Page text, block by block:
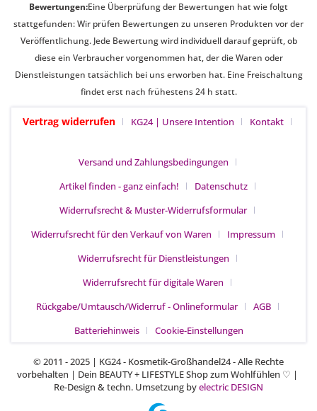
Bewertungen:Eine Überprüfung der Bewertungen hat wie folgt
stattgefunden: Wir prüfen Bewertungen zu unseren Produkten vor der
Veröffentlichung. Jede Bewertung wird individuell darauf geprüft, ob
diese ein Verbraucher vorgenommen hat, der die Waren oder
Dienstleistungen tatsächlich bei uns erworben hat. Eine Freischaltung
findet erst nach frühestens 24 h statt.
Vertrag widerrufen KG24 | Unsere Intention Kontakt
Versand und Zahlungsbedingungen
Artikel finden - ganz einfach!
Datenschutz
Widerrufsrecht & Muster-Widerrufsformular
Widerrufsrecht für den Verkauf von Waren
Impressum
Widerrufsrecht für Dienstleistungen
Widerrufsrecht für digitale Waren
Rückgabe/Umtausch/Widerruf - Onlineformular
AGB
Batteriehinweis
Cookie-Einstellungen
© 2011 - 2025 | KG24 - Kosmetik-Großhandel24 - Alle Rechte
vorbehalten | Dein BEAUTY + LIFESTYLE Shop zum Wohlfühlen ♡ |
Re-Design & techn. Umsetzung byelectric DESIGN